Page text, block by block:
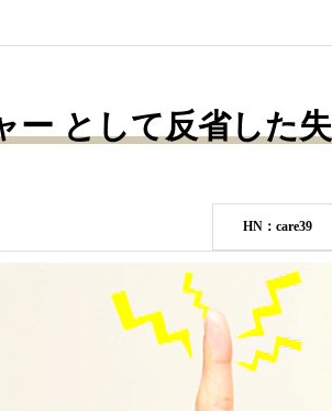
ー として反省した失
HN：care39